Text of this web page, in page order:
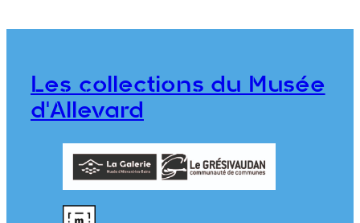
Les collections du Musée
d'Allevard